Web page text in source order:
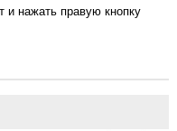
и нажать правую кнопку